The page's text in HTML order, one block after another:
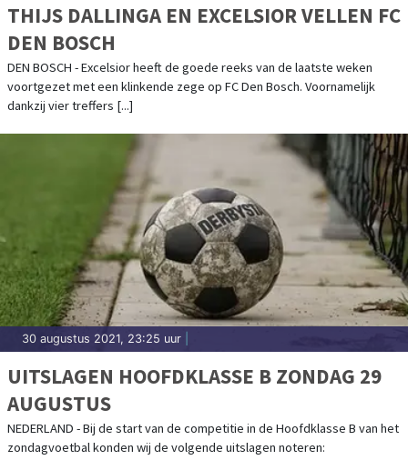
THIJS DALLINGA EN EXCELSIOR VELLEN FC
DEN BOSCH
DEN BOSCH - Excelsior heeft de goede reeks van de laatste weken
voortgezet met een klinkende zege op FC Den Bosch. Voornamelijk
dankzij vier treffers [...]
30 augustus 2021, 23:25 uur
UITSLAGEN HOOFDKLASSE B ZONDAG 29
AUGUSTUS
NEDERLAND - Bij de start van de competitie in de Hoofdklasse B van het
zondagvoetbal konden wij de volgende uitslagen noteren: